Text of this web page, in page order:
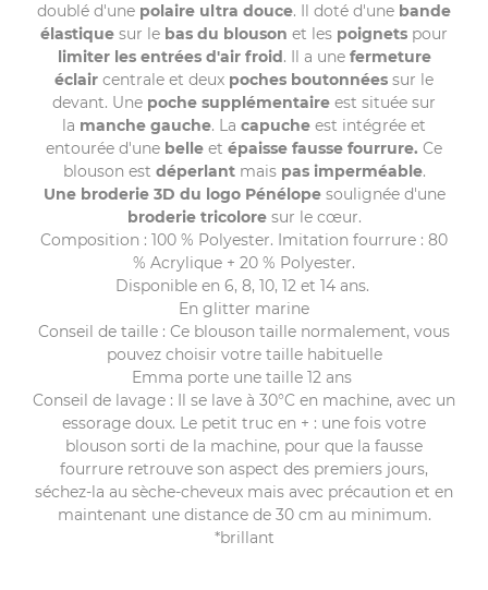
doublé d'une polaire ultra douce. Il doté d'une bande
élastique sur le bas du blouson et les poignets pour
limiter les entrées d'air froid . Il a une fermeture
éclair centrale et deux poches boutonnées sur le
devant. Une poche supplémentaire est située sur
la manche gauche. La capuche est intégrée et
entourée d'une belle et épaisse fausse fourrure. Ce
blouson est déperlantmais pas imperméable.
Une broderie 3D du logo Pénélopesoulignée d'une
broderie tricoloresur le cœur.
Composition : 100 % Polyester. Imitation fourrure : 80
% Acrylique + 20 % Polyester.
Disponible en 6, 8, 10, 12 et 14 ans.
En glitter marine
Conseil de taille : Ce blouson taille normalement, vous
pouvez choisir votre taille habituelle
Emma porte une taille 12 ans
Conseil de lavage : Il se lave à 30°C en machine, avec un
essorage doux. Le petit truc en + : une fois votre
blouson sorti de la machine, pour que la fausse
fourrure retrouve son aspect des premiers jours,
séchez-la au sèche-cheveux mais avec précaution et en
maintenant une distance de 30 cm au minimum.
*brillant